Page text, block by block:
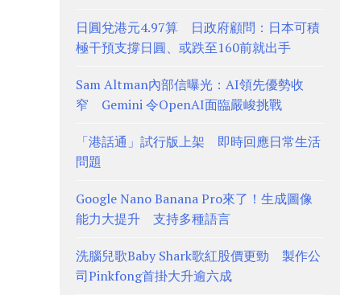
日圓兌港元4.97算 日政府顧問：日本可積
極干預支撐日圓、或跌至160前就出手
Sam Altman內部信曝光：AI領先優勢收
窄 Gemini 令OpenAI面臨嚴峻挑戰
「港話通」試行版上架 即時回應日常生活
問題
Google Nano Banana Pro來了！生成圖像
能力大提升 支持多種語言
洗腦兒歌Baby Shark歌紅股價更勁 製作公
司Pinkfong首掛大升逾六成